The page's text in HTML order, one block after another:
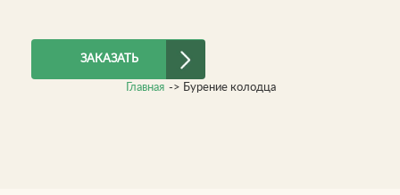
ЗАКАЗАТЬ
Главная -> Бурение колодца